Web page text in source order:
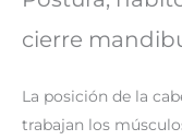
cierre
La posición de la
trabajan los